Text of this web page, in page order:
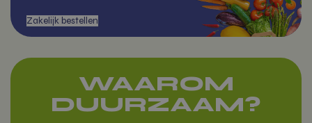
Werkfruit
WAAROM
DUURZAAM?